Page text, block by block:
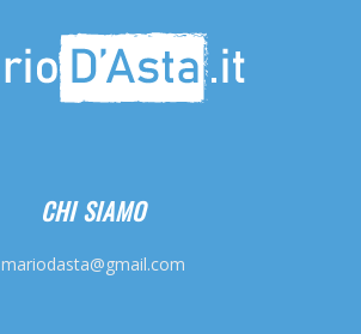
CHI SIAMO
mariodasta@gmail.com